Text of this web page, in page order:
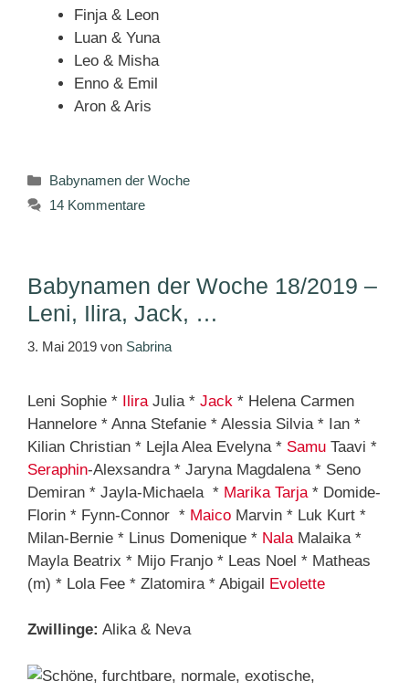
Finja & Leon
Luan & Yuna
Leo & Misha
Enno & Emil
Aron & Aris
Kategorien
Babynamen der Woche
14 Kommentare
Babynamen der Woche 18/2019 –
Leni, Ilira, Jack, …
3. Mai 2019 von Sabrina
Leni Sophie * IliraJulia * Jack * Helena Carmen
Hannelore * Anna Stefanie * Alessia Silvia * Ian *
Kilian Christian * Lejla Alea Evelyna * Samu Taavi *
Seraphin-Alexsandra * Jaryna Magdalena * Seno
Demiran * Jayla-Michaela * Marika Tarja* Domide-
Florin * Fynn-Connor * Maico Marvin * Luk Kurt *
Milan-Bernie * Linus Domenique * NalaMalaika *
Mayla Beatrix * Mijo Franjo * Leas Noel * Matheas
(m) * Lola Fee * Zlatomira * Abigail Evolette
Zwillinge: Alika & Neva